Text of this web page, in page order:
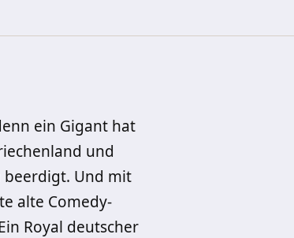
ein Gigant hat
und
beerdigt. Und mit
alte Comedy-
Royal deutscher